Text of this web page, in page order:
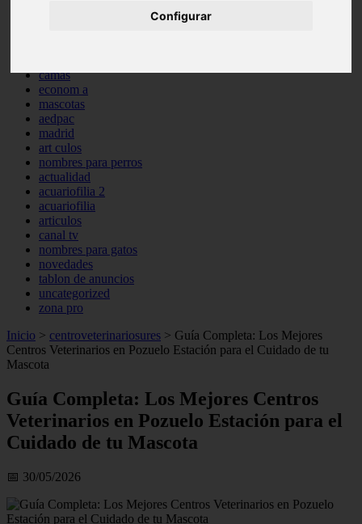
Configurar
camas
econom a
mascotas
aedpac
madrid
art culos
nombres para perros
actualidad
acuariofilia 2
acuariofilia
articulos
canal tv
nombres para gatos
novedades
tablon de anuncios
uncategorized
zona pro
Inicio > centroveterinariosures > Guía Completa: Los Mejores
Centros Veterinarios en Pozuelo Estación para el Cuidado de tu
Mascota
Guía Completa: Los Mejores Centros
Veterinarios en Pozuelo Estación para el
Cuidado de tu Mascota
📅 30/05/2026